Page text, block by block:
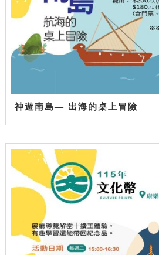
神遊南島— 出海的桌上冒險